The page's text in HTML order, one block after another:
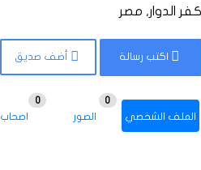
كفر الدوار, مصر
اكتب رسالة أضف صديق
الملف الشخصي الصور
0
اصحاب
0